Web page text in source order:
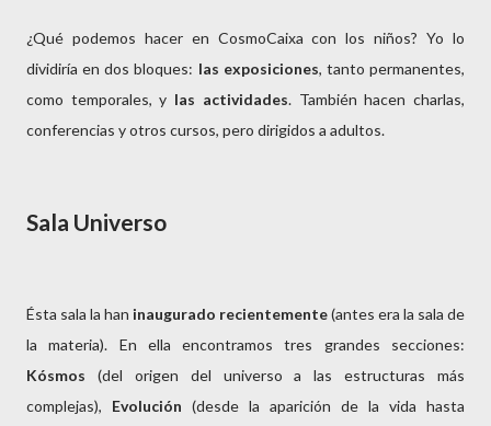
¿Qué podemos hacer en CosmoCaixa con los niños? Yo lo
dividiría en dos bloques: las exposiciones, tanto permanentes,
como temporales, y las actividades. También hacen charlas,
conferencias y otros cursos, pero dirigidos a adultos.
Sala Universo
Ésta sala la han inaugurado recientemente(antes era la sala de
la materia). En ella encontramos tres grandes secciones:
Kósmos (del origen del universo a las estructuras más
complejas), Evolución (desde la aparición de la vida hasta